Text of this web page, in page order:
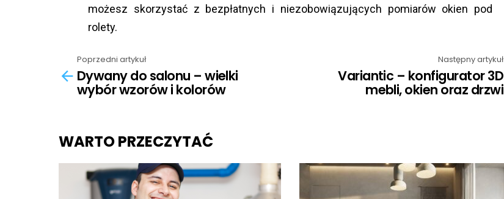
możesz skorzystać z bezpłatnych i niezobowiązujących pomiarów okien pod
rolety.
more
Poprzedni artykuł
Dywany do salonu – wielki
wybór wzorów i kolorów
Następny artykuł
Variantic – konfigurator 3D
mebli, okien oraz drzwi
WARTO PRZECZYTAĆ